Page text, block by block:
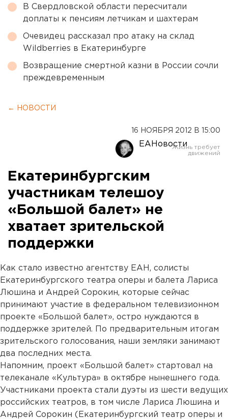
В Свердловской области пересчитали
доплаты к пенсиям летчикам и шахтерам
Очевидец рассказал про атаку на склад
Wildberries в Екатеринбурге
Возвращение смертной казни в России сочли
преждевременным
← НОВОСТИ
16 НОЯБРЯ 2012 В 15:00
ЕАНовости
Екатеринбургским
участникам телешоу
«Большой балет» не
хватает зрительской
поддержки
Как стало известно агентству ЕАН, солисты
Екатеринбургского театра оперы и балета Лариса
Люшина и Андрей Сорокин, которые сейчас
принимают участие в федеральном телевизионном
проекте «Большой балет», остро нуждаются в
поддержке зрителей. По предварительным итогам
зрительского голосования, наши земляки занимают
два последних места.
Напомним, проект «Большой балет» стартовал на
телеканале «Культура» в октябре нынешнего года.
Участниками проекта стали дуэты из шести ведущих
российских театров, в том числе Лариса Люшина и
Андрей Сорокин (Екатеринбургский театр оперы и